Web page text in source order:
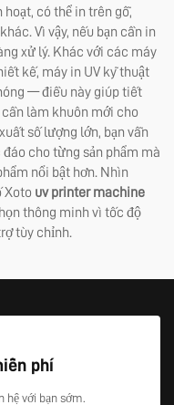
có thể in trên gỗ,
Vì vậy, nếu bạn cần in
xử lý. Khác với các máy
kế, máy in UV kỹ thuật
— điều này giúp tiết
làm khuôn mới cho
số lượng lớn, bạn vẫn
cho từng sản phẩm mà
nổi bật hơn. Nhìn
Xoto uv printer machine
thông minh vì tốc độ
tùy chỉnh.
phí
hệ với bạn sớm.